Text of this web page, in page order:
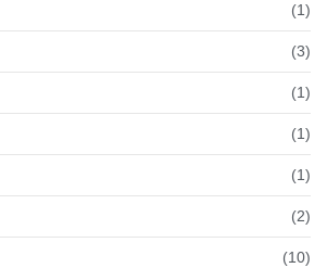
(1)
(3)
(1)
(1)
(1)
(2)
(10)